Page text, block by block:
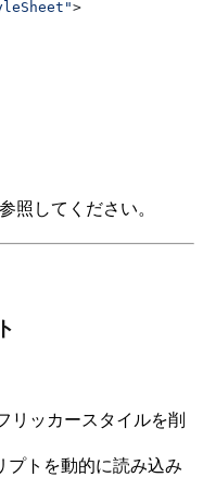
>
照してください。
リッカースタイルを削
プトを動的に読み込み